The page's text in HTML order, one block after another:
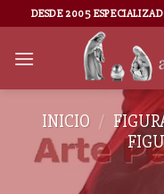
DESDE 2005
INICIO /